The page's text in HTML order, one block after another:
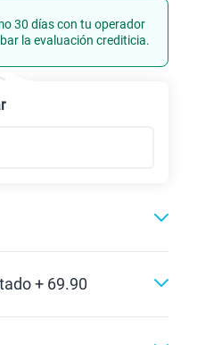
Portabilidad
30 días con tu operador
la evaluación crediticia.
+ 69.90